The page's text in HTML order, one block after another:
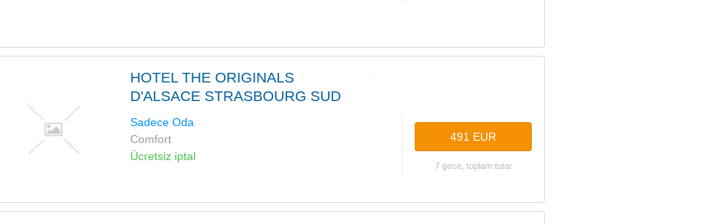
HOTEL THE ORIGINALS
D'ALSACE STRASBOURG SUD
Sadece Oda
Comfort
Ücretsiz iptal
491 EUR
7 gece, toplam tutar